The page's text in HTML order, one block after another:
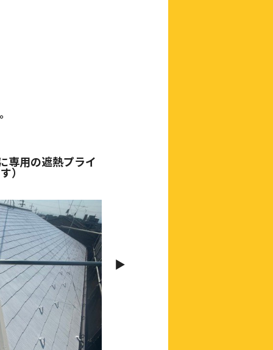
専用の遮熱プライ
）
▶︎